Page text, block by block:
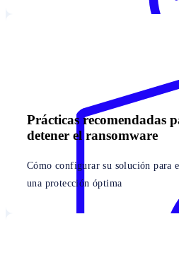
Prácticas recomendadas
detener el ransomware
Cómo configurar su solución para
una protección óptima